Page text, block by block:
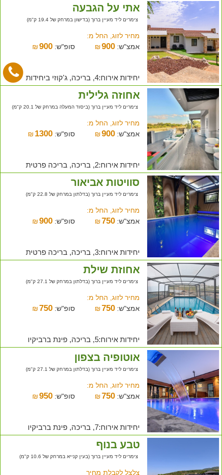
אתי על הגבעה
צימרים ליד מעיין ברוך (בדישון במרחק של 19.4 ק"מ)
מחיר לזוג, החל מ:
אמצ"ש:
₪900 סופ"ש: ₪ 900
יחידות אירוח:4, בריכה, ג'קוזי ביחידות
אחוזה גלילית
צימרים ליד מעיין ברוך (ביסוד המעלה במרחק של 20.1 ק"מ)
מחיר לזוג, החל מ:
אמצ"ש:
₪900 סופ"ש: ₪ 1300
יחידות אירוח:2, בריכה, בריכה פרטית
סוויטות אביאור
צימרים ליד מעיין ברוך (בדלתון במרחק של 22.8 ק"מ)
מחיר לזוג, החל מ:
אמצ"ש:
₪750 סופ"ש: ₪ 900
יחידות אירוח:3, בריכה, בריכה פרטית
אחוזת שילת
צימרים ליד מעיין ברוך (בדלתון במרחק של 27.1 ק"מ)
מחיר לזוג, החל מ:
אמצ"ש:
₪750 סופ"ש: ₪ 750
יחידות אירוח:5, בריכה, פינת ברביקיו
אוטופיה בצפון
צימרים ליד מעיין ברוך (בדלתון במרחק של 27.1 ק"מ)
מחיר לזוג, החל מ:
אמצ"ש:
₪750 סופ"ש: ₪ 950
יחידות אירוח:7, בריכה, פינת ברביקיו
טבע בנוף
צימרים ליד מעיין ברוך (בעין קנייא במרחק של 10.6 ק"מ)
צלצל לקבלת מחיר